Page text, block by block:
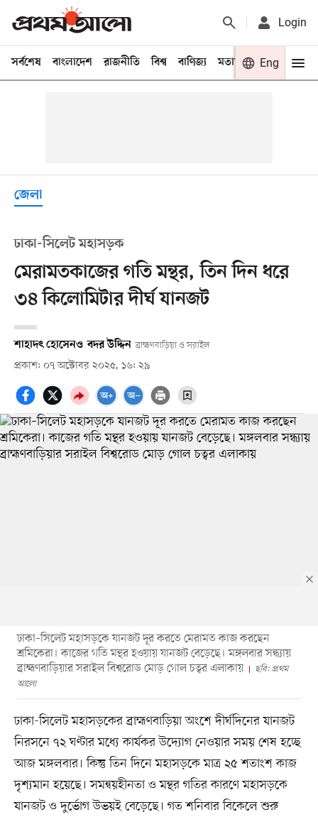
Login
সর্বশেষ বাংলাদেশ রাজনীতি বিশ্ব বাণিজ্য মতামত খেলা
Eng
জেলা
ঢাকা-সিলেট মহাসড়ক
মেরামতকাজের গতি মন্থর, তিন দিন ধরে
৩৪ কিলোমিটার দীর্ঘ যানজট
শাহাদৎ হোসেনও বদর উদ্দিন ব্রাহ্মণবাড়িয়া ও সরাইল
প্রকাশ: ০৭ অক্টোবর ২০২৫, ১৬: ২৯
ঢাকা–সিলেট মহাসড়কে যানজট দূর করতে মেরামত কাজ করছেন
শ্রমিকেরা। কাজের গতি মন্থর হওয়ায় যানজট বেড়েছে। মঙ্গলবার সন্ধ্যায়
ব্রাহ্মণবাড়িয়ার সরাইল বিশ্বরোড মোড় গোল চত্বর এলাকায়
ছবি: প্রথম
আলো
ঢাকা-সিলেট মহাসড়কের ব্রাহ্মণবাড়িয়া অংশে দীর্ঘদিনের যানজট
নিরসনে ৭২ ঘণ্টার মধ্যে কার্যকর উদ্যোগ নেওয়ার সময় শেষ হচ্ছে
আজ মঙ্গলবার। কিন্তু তিন দিনে মহাসড়কে মাত্র ২৫ শতাংশ কাজ
দৃশ্যমান হয়েছে। সমন্বয়হীনতা ও মন্থর গতির কারণে মহাসড়কে
যানজট ও দুর্ভোগ উভয়ই বেড়েছে। গত শনিবার বিকেলে শুরু